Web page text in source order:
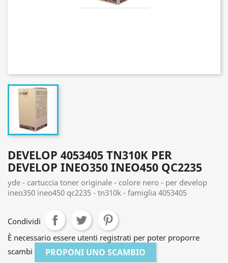
DEVELOP 4053405 TN310K PER
DEVELOP INEO350 INEO450 QC2235
yde - cartuccia toner originale - colore nero - per develop
ineo350 ineo450 qc2235 - tn310k - famiglia 4053405
Condividi
È necessario essere utenti registrati per poter proporre
scambi
PROPONI UNO SCAMBIO